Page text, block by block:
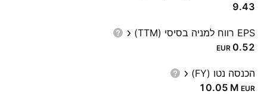
9.43
EPS רווח למניה בסיסי (TTM)
0.52
EUR
הכנסה נטו (FY)
‪10.05 M‬ EUR